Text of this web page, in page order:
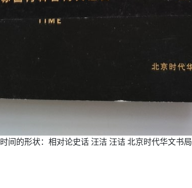
时间的形状：相对论史话 汪洁 汪诘 北京时代华文书局